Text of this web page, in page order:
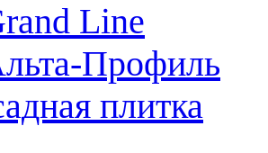
Line
Профиль
плитка